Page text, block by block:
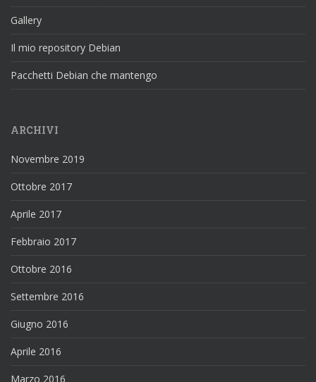
Gallery
Il mio repository Debian
Pacchetti Debian che mantengo
ARCHIVI
Novembre 2019
Ottobre 2017
Aprile 2017
Febbraio 2017
Ottobre 2016
Settembre 2016
Giugno 2016
Aprile 2016
Marzo 2016